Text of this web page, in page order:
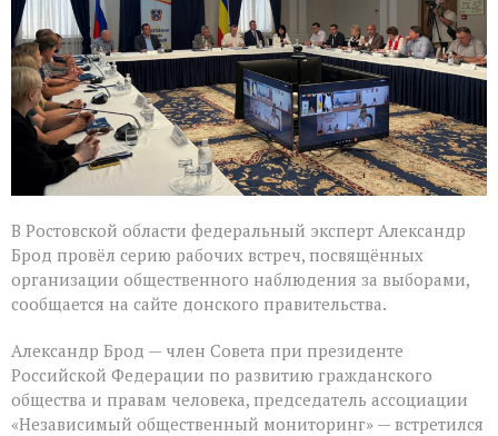
Ростовской
области
В Ростовской области федеральный эксперт Александр
Брод провёл серию рабочих встреч, посвящённых
организации общественного наблюдения за выборами,
сообщается на сайте донского правительства.
Александр Брод — член Совета при президенте
Российской Федерации по развитию гражданского
общества и правам человека, председатель ассоциации
«Независимый общественный мониторинг» — встретился